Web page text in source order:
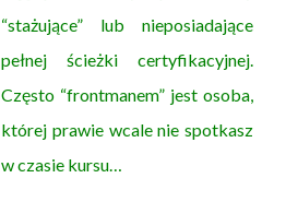
“stażujące” lub nieposiadające
pełnej ścieżki certyfikacyjnej.
Często “frontmanem” jest osoba,
której prawie wcale nie spotkasz
w czasie kursu…